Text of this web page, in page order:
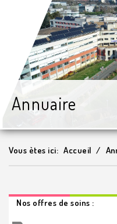
Annuaire
Vous ètes ici: Accueil
Nos offres de soins :